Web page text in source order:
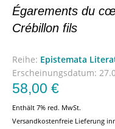
Égarements du
Crébillon fils
Reihe: Epistemata
Erscheinungsdatum:
58,00 €
Enthält 7% red. MwSt.
Versandkostenfreie Lieferung